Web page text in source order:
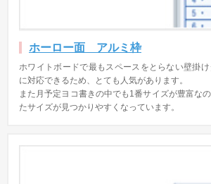
ホーロー面 アルミ枠
ホワイトボードで最もスペースをとらない壁掛
に対応できるため、とても人気があります。
また月予定ヨコ書きの中でも1番サイズが豊富な
たサイズが見つかりやすくなっています。